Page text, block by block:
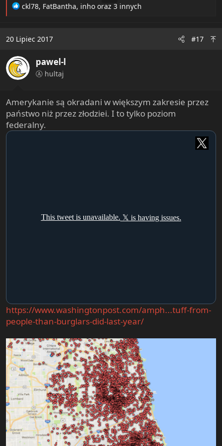
R
t
o
n
s
ckl78, FatBantha, inho oraz 3 innych
20 Lipiec 2017 #17
pawel-l
Ⓐ hultaj
Amerykanie są okradani w większym zakresie przez
państwo niż przez złodziei. I to tylko poziom
federalny.
https://www.washingtonpost.com/amph...tuff-from-
people-than-burglars-did-last-year/